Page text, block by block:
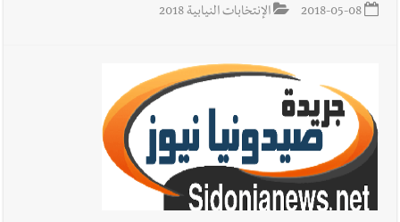
2018-05-08 الإنتخابات النيابية 2018